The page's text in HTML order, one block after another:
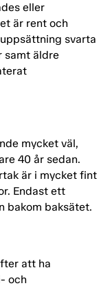
eller
är rent och
svarta
samt äldre
mycket väl,
40 år sedan.
är i mycket fint
Endast ett
bakom baksätet.
att ha
och